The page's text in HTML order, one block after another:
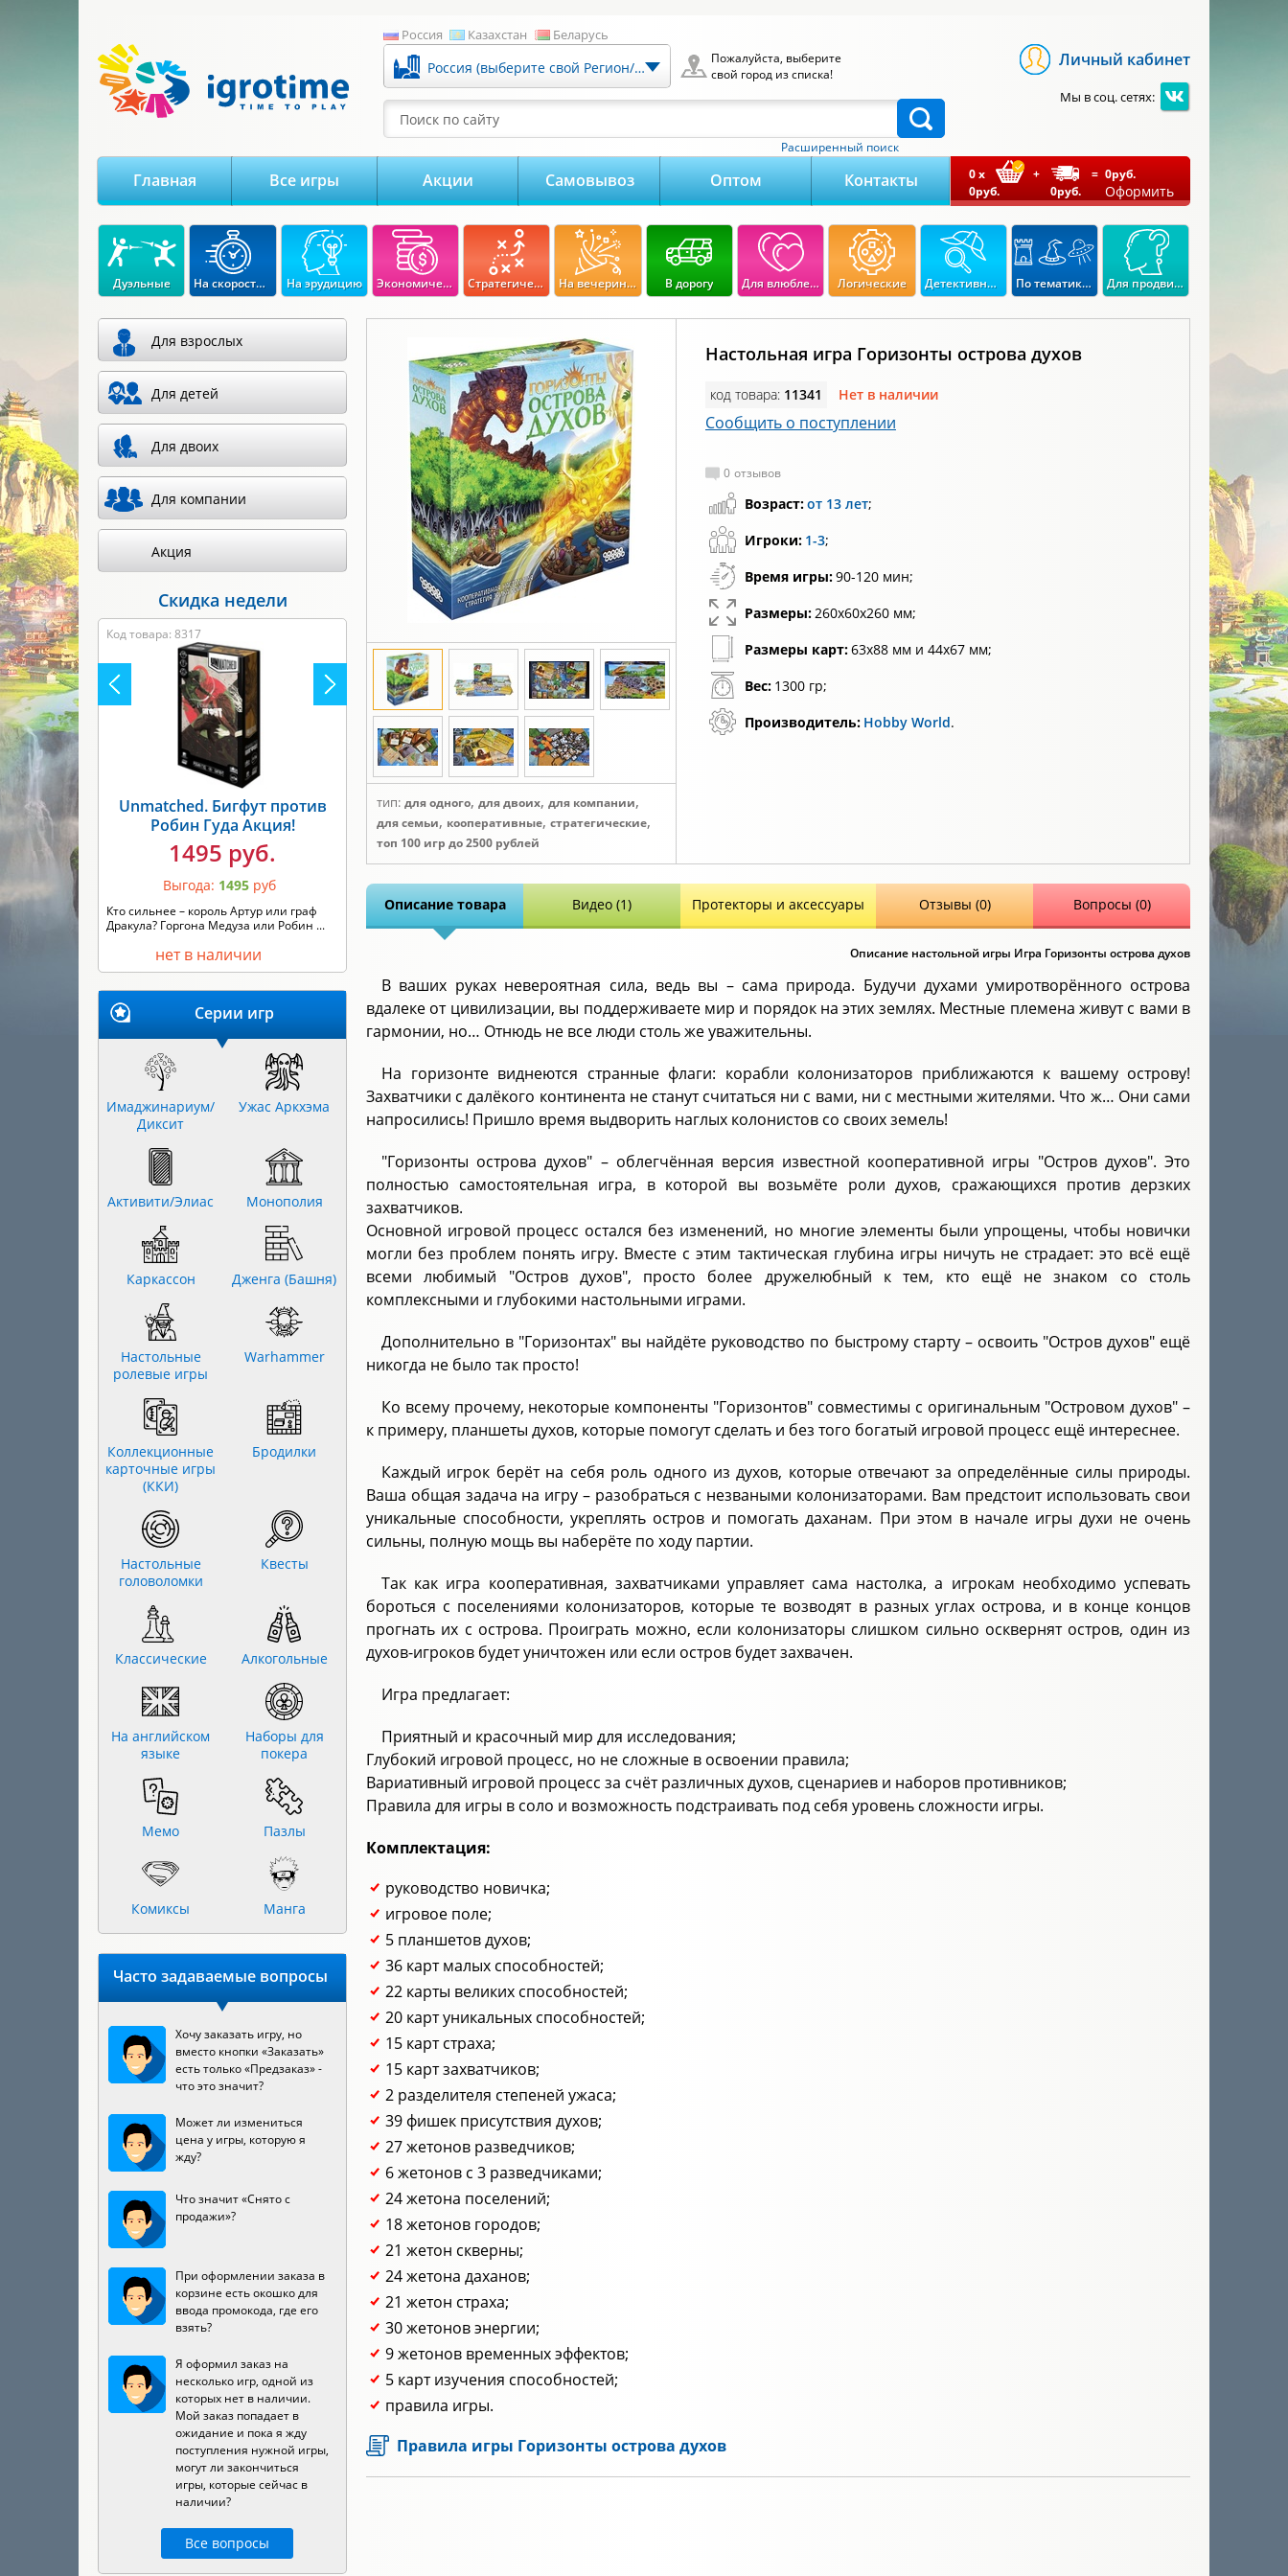
Россия Казахстан Беларусь
Россия (выберите свой Регион/Город)
Пожалуйста, выберите
свой город из списка!
Поиск по сайту
Расширенный поиск
Личный кабинет
Мы в соц. сетях:
Главная Все игры Акции Самовывоз Оптом Контакты 0x
0руб.
+
0руб.
= 0руб.
Оформить
Дуэльные На скорость реакции На эрудицию Экономические Стратегические На вечеринку В дорогу Для влюбленных Логические Детективные По тематикам Для продвинутых
тип: для одного, для двоих, для компании,
для семьи, кооперативные, стратегические,
топ 100 игр до 2500 рублей
Настольная игра Горизонты острова духов
код товара: 11341 Нет в наличии
Сообщить о поступлении
0 отзывов
Возраст:от 13 лет;
Игроки: 1-3;
Время игры:90-120 мин;
Размеры:260x60x260 мм;
Размеры карт:63х88 мм и 44х67 мм;
Вес: 1300 гр;
Производитель: Hobby World.
Описание товара Видео (1) Протекторы и аксессуары Отзывы (0) Вопросы (0)
Описание настольной игры Игра Горизонты острова духов
В ваших руках невероятная сила, ведь вы – сама природа. Будучи духами умиротворённого острова
вдалеке от цивилизации, вы поддерживаете мир и порядок на этих землях. Местные племена живут с вами в
гармонии, но… Отнюдь не все люди столь же уважительны.
На горизонте виднеются странные флаги: корабли колонизаторов приближаются к вашему острову!
Захватчики с далёкого континента не станут считаться ни с вами, ни с местными жителями. Что ж… Они сами
напросились! Пришло время выдворить наглых колонистов со своих земель!
"Горизонты острова духов" – облегчённая версия известной кооперативной игры "Остров духов". Это
полностью самостоятельная игра, в которой вы возьмёте роли духов, сражающихся против дерзких
захватчиков.
Основной игровой процесс остался без изменений, но многие элементы были упрощены, чтобы новички
могли без проблем понять игру. Вместе с этим тактическая глубина игры ничуть не страдает: это всё ещё
всеми любимый "Остров духов", просто более дружелюбный к тем, кто ещё не знаком со столь
комплексными и глубокими настольными играми.
Дополнительно в "Горизонтах" вы найдёте руководство по быстрому старту – освоить "Остров духов" ещё
никогда не было так просто!
Ко всему прочему, некоторые компоненты "Горизонтов" совместимы с оригинальным "Островом духов" –
к примеру, планшеты духов, которые помогут сделать и без того богатый игровой процесс ещё интереснее.
Каждый игрок берёт на себя роль одного из духов, которые отвечают за определённые силы природы.
Ваша общая задача на игру – разобраться с незваными колонизаторами. Вам предстоит использовать свои
уникальные способности, укреплять остров и помогать даханам. При этом в начале игры духи не очень
сильны, полную мощь вы наберёте по ходу партии.
Так как игра кооперативная, захватчиками управляет сама настолка, а игрокам необходимо успевать
бороться с поселениями колонизаторов, которые те возводят в разных углах острова, и в конце концов
прогнать их с острова. Проиграть можно, если колонизаторы слишком сильно осквернят остров, один из
духов-игроков будет уничтожен или если остров будет захвачен.
Игра предлагает:
Приятный и красочный мир для исследования;
Глубокий игровой процесс, но не сложные в освоении правила;
Вариативный игровой процесс за счёт различных духов, сценариев и наборов противников;
Правила для игры в соло и возможность подстраивать под себя уровень сложности игры.
Комплектация:
руководство новичка;
игровое поле;
5 планшетов духов;
36 карт малых способностей;
22 карты великих способностей;
20 карт уникальных способностей;
15 карт страха;
15 карт захватчиков;
2 разделителя степеней ужаса;
39 фишек присутствия духов;
27 жетонов разведчиков;
6 жетонов с 3 разведчиками;
24 жетона поселений;
18 жетонов городов;
21 жетон скверны;
24 жетона даханов;
21 жетон страха;
30 жетонов энергии;
9 жетонов временных эффектов;
5 карт изучения способностей;
правила игры.
Правила игры Горизонты острова духов
Для взрослых
Для детей
Для двоих
Для компании
Акция
Скидка недели
Код товара: 8317
Unmatched. Бигфут против
Робин Гуда Акция!
1495 руб.
Выгода: 1495 руб
Кто сильнее – король Артур или граф
Дракула? Горгона Медуза или Робин ...
нет в наличии
Серии игр
Имаджинариум/
Диксит
Ужас Аркхэма
Активити/Элиас Монополия
Каркассон Дженга (Башня)
Настольные
ролевые игры
Warhammer
Коллекционные
карточные игры
(ККИ)
Бродилки
Настольные
головоломки
Квесты
Классические Алкогольные
На английском
языке
Наборы для
покера
Мемо Пазлы
Комиксы Манга
Часто задаваемые вопросы
Хочу заказать игру, но
вместо кнопки «Заказать»
есть только «Предзаказ» -
что это значит?
Может ли измениться
цена у игры, которую я
жду?
Что значит «Снято с
продажи»?
При оформлении заказа в
корзине есть окошко для
ввода промокода, где его
взять?
Я оформил заказ на
несколько игр, одной из
которых нет в наличии.
Мой заказ попадает в
ожидание и пока я жду
поступления нужной игры,
могут ли закончиться
игры, которые сейчас в
наличии?
Все вопросы